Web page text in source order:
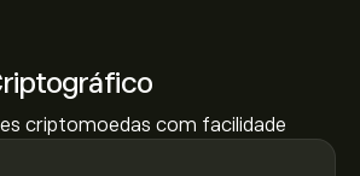
criptomoedas com facilidade